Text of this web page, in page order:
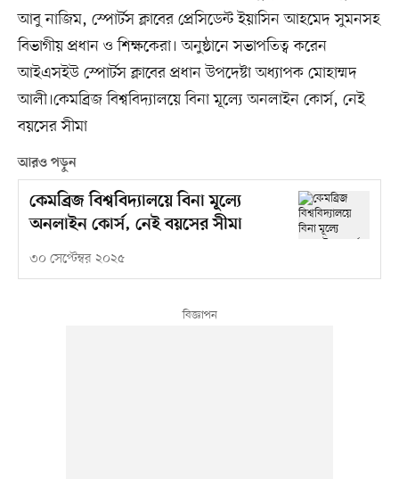
আবু নাজিম, স্পোর্টস ক্লাবের প্রেসিডেন্ট ইয়াসিন আহমেদ সুমনসহ
বিভাগীয় প্রধান ও শিক্ষকেরা। অনুষ্ঠানে সভাপতিত্ব করেন
আইএসইউ স্পোর্টস ক্লাবের প্রধান উপদেষ্টা অধ্যাপক মোহাম্মদ
আলী।কেমব্রিজ বিশ্ববিদ্যালয়ে বিনা মূল্যে অনলাইন কোর্স, নেই
বয়সের সীমা
আরও পড়ুন
কেমব্রিজ বিশ্ববিদ্যালয়ে বিনা মূল্যে
অনলাইন কোর্স, নেই বয়সের সীমা
৩০ সেপ্টেম্বর ২০২৫